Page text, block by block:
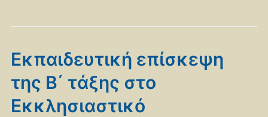
Εκπαιδευτική επίσκεψη
της Β΄ τάξης στο
Εκκλησιαστικό